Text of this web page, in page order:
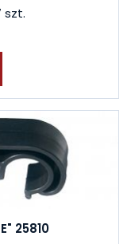
szt.
25810